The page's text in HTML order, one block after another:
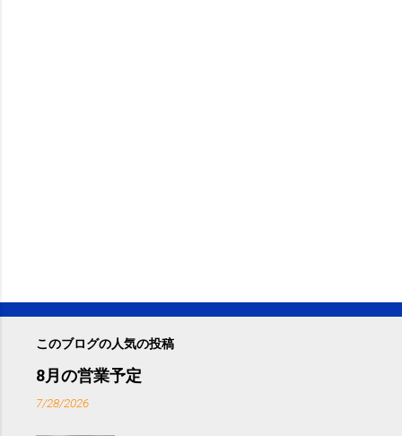
このブログの人気の投稿
8月の営業予定
7/28/2026